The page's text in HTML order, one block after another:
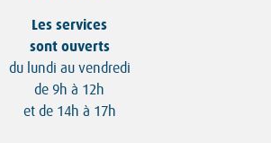
Les services
sont ouverts
du lundi au vendredi
de 9h à 12h
et de 14h à 17h